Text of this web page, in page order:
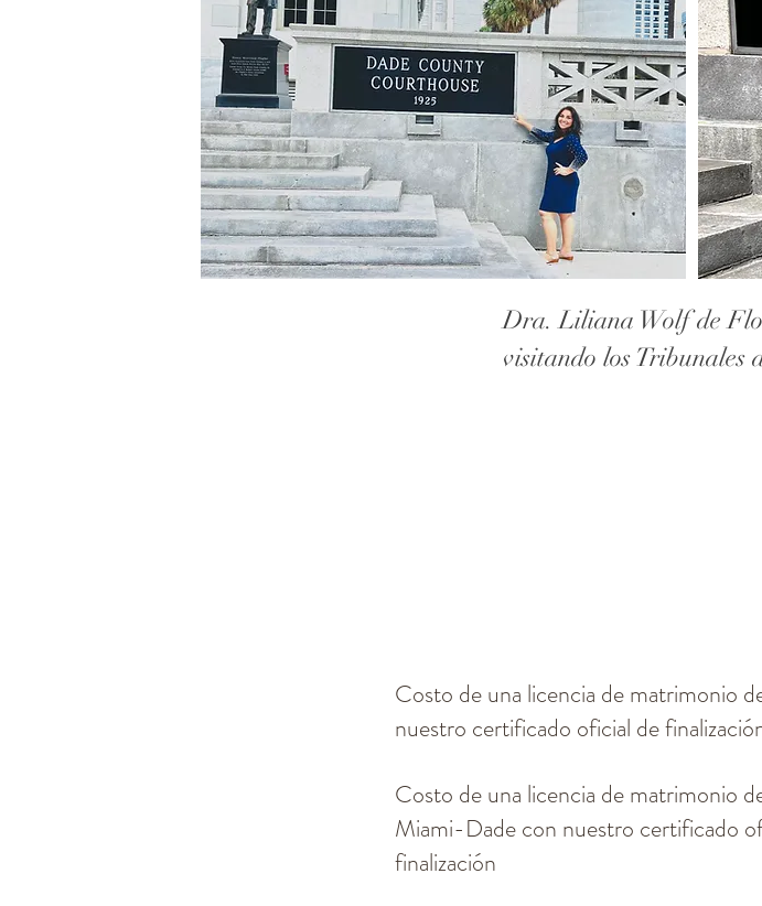
Dra. Liliana Wolf de
visitando los Tribunales
Costo de una licencia de matrimonio
nuestro certificado oficial de
Costo de una licencia de matrimonio
Miami-Dade con nuestro certificado
finalización